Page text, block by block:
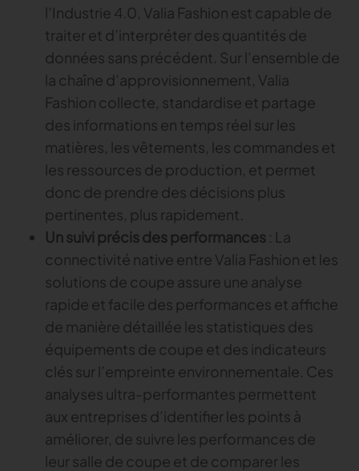
l’Industrie 4.0, Valia Fashion est capable de
traiter et d’interpréter des quantités de
données sans précédent. Sur l’ensemble de
la chaîne d’approvisionnement, Valia
Fashion collecte, standardise et partage
des informations en temps réel sur les
matières, les vêtements, les commandes et
les ressources de production, et permet
donc de prendre des décisions plus
pertinentes, plus rapidement.
Un suivi précis des performances : La
connectivité native entre Valia Fashion et les
solutions de coupe assure une analyse
rapide et facile des performances et affiche
de manière détaillée les statistiques des
équipements de coupe et des indicateurs
clés sur l’empreinte environnementale. Ces
analyses ultra-performantes permettent
aux entreprises d’identifier les points à
améliorer, de suivre les performances de
leur salle de coupe et de comparer les